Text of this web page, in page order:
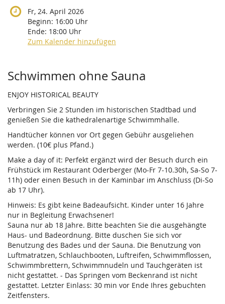
Fr, 24. April 2026
Beginn: 16:00 Uhr
Ende: 18:00 Uhr
Zum Kalender hinzufügen
Produkte
Schwimmen ohne Sauna
ENJOY HISTORICAL BEAUTY
Verbringen Sie 2 Stunden im historischen Stadtbad und
genießen Sie die kathedralenartige Schwimmhalle.
Handtücher können vor Ort gegen Gebühr ausgeliehen
werden. (10€ plus Pfand.)
Make a day of it: Perfekt ergänzt wird der Besuch durch ein
Frühstück im Restaurant Oderberger (Mo-Fr 7-10.30h, Sa-So 7-
11h) oder einen Besuch in der Kaminbar im Anschluss (Di-So
ab 17 Uhr).
Hinweis: Es gibt keine Badeaufsicht. Kinder unter 16 Jahre
nur in Begleitung Erwachsener!
Sauna nur ab 18 Jahre. Bitte beachten Sie die ausgehängte
Haus- und Badeordnung. Bitte duschen Sie sich vor
Benutzung des Bades und der Sauna. Die Benutzung von
Luftmatratzen, Schlauchbooten, Luftreifen, Schwimmflossen,
Schwimmbrettern, Schwimmnudeln und Tauchgeräten ist
nicht gestattet. - Das Springen vom Beckenrand ist nicht
gestattet. Letzter Einlass: 30 min vor Ende Ihres gebuchten
Zeitfensters.